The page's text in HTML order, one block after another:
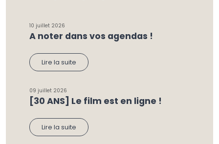
10 juillet 2026
A noter dans vos agendas !
Lire la suite
09 juillet 2026
[30 ANS] Le film est en ligne !
Lire la suite